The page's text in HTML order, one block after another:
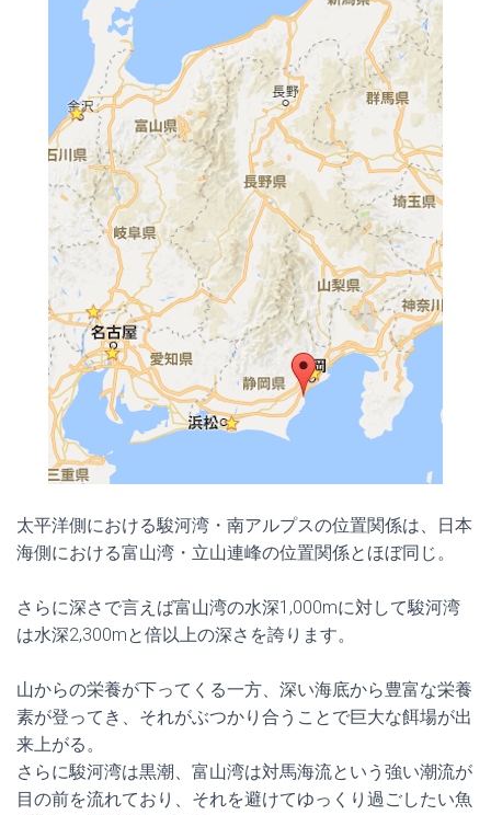
太平洋側における駿河湾・南アルプスの位置関係は、日本
海側における富山湾・立山連峰の位置関係とほぼ同じ。
さらに深さで言えば富山湾の水深1,000mに対して駿河湾
は水深2,300mと倍以上の深さを誇ります。
山からの栄養が下ってくる一方、深い海底から豊富な栄養
素が登ってき、それがぶつかり合うことで巨大な餌場が出
来上がる。
さらに駿河湾は黒潮、富山湾は対馬海流という強い潮流が
目の前を流れており、それを避けてゆっくり過ごしたい魚